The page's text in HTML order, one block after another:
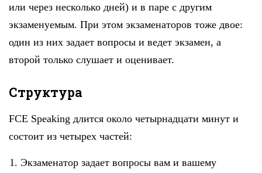
или через несколько дней) и в паре с другим
экзаменуемым. При этом экзаменаторов тоже двое:
один из них задает вопросы и ведет экзамен, а
второй только слушает и оценивает.
Структура
FCE Speaking длится около четырнадцати минут и
состоит из четырех частей:
Экзаменатор задает вопросы вам и вашему